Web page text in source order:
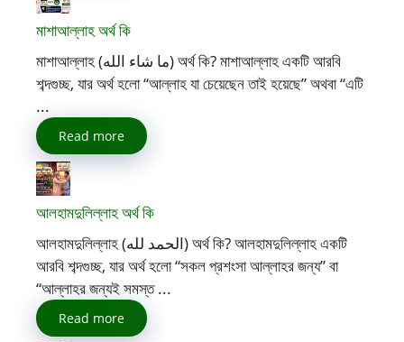
মাশাআল্লাহ অর্থ কি
মাশাআল্লাহ (ما شاء الله) অর্থ কি? মাশাআল্লাহ একটি আরবি
শব্দগুচ্ছ, যার অর্থ হলো “আল্লাহ যা চেয়েছেন তাই হয়েছে” অথবা “এটি
...
Read more
আলহামদুলিল্লাহ অর্থ কি
আলহামদুলিল্লাহ (الحمد لله) অর্থ কি? আলহামদুলিল্লাহ একটি
আরবি শব্দগুচ্ছ, যার অর্থ হলো “সকল প্রশংসা আল্লাহর জন্য” বা
“আল্লাহর জন্যই সমস্ত ...
Read more